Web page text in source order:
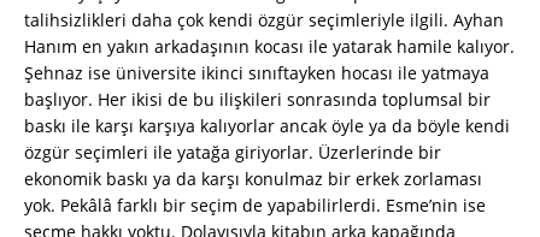
talihsizlikleri daha çok kendi özgür seçimleriyle ilgili. Ayhan
Hanım en yakın arkadaşının kocası ile yatarak hamile kalıyor.
Şehnaz ise üniversite ikinci sınıftayken hocası ile yatmaya
başlıyor. Her ikisi de bu ilişkileri sonrasında toplumsal bir
baskı ile karşı karşıya kalıyorlar ancak öyle ya da böyle kendi
özgür seçimleri ile yatağa giriyorlar. Üzerlerinde bir
ekonomik baskı ya da karşı konulmaz bir erkek zorlaması
yok. Pekâlâ farklı bir seçim de yapabilirlerdi. Esme’nin ise
seçme hakkı yoktu. Dolayısıyla kitabın arka kapağında